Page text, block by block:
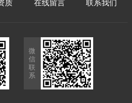
质 在线留言 联系我们
微
信
联
系